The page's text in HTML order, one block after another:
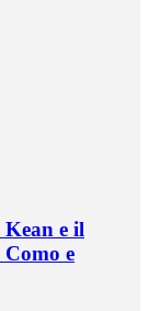
e il
Como e